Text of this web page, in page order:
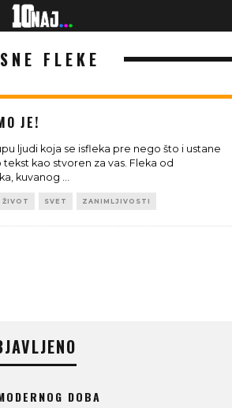
FLEKE
JE!
ljudi koja se isfleka pre nego što i ustane
kao stvoren za vas. Fleka od
kuvanog ...
ŽIVOT SVET ZANIMLJIVOSTI
DOBA